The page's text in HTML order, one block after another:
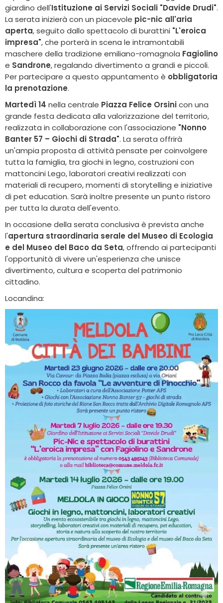
giardino dell'Istituzione ai Servizi Sociali "Davide Drudi".
La serata inizierà con un piacevole pic-nic all'aria
aperta, seguito dallo spettacolo di burattini "L'eroica
impresa", che porterà in scena le intramontabili
maschere della tradizione emiliano-romagnola Fagiolino
e Sandrone, regalando divertimento a grandi e piccoli.
Per partecipare a questo appuntamento è obbligatoria
la prenotazione.
Martedì 14 nella centrale Piazza Felice Orsinicon una
grande festa dedicata alla valorizzazione del territorio,
realizzata in collaborazione con l'associazione "Nonno
Banter 57 – Giochi di Strada". La serata offrirà
un'ampia proposta di attività pensate per coinvolgere
tutta la famiglia, tra giochi in legno, costruzioni con
mattoncini Lego, laboratori creativi realizzati con
materiali di recupero, momenti di storytelling e iniziative
di pet education. Sarà inoltre presente un punto ristoro
per tutta la durata dell'evento.
In occasione della serata conclusiva è prevista anche
l'apertura straordinaria serale del Museo di Ecologia
e del Museo del Baco da Seta, offrendo ai partecipanti
l'opportunità di vivere un'esperienza che unisce
divertimento, cultura e scoperta del patrimonio
cittadino.
Locandina: